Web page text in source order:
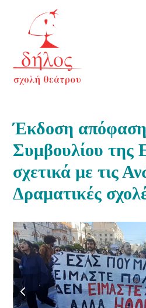
Έκδοση
Συμβουλίου της
σχετικά με τις
Δραματικές
previous
slide